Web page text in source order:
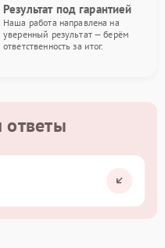
Результат под гарантией
Наша работа направлена на
уверенный результат — берём
ответственность за итог.